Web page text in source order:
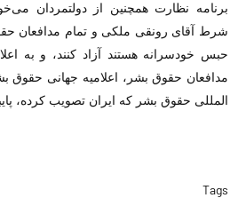
برنامه نظارت همچنین از دولتمردان
شرط آقای رونقی ملکی و تمام مدافعان
حبس خودسرانه هستند آزاد کنند، و به
مدافعان حقوق بشر، اعلامیه جهانی حقوق
المللی حقوق بشر که ایران تصویب کرده،
Tags